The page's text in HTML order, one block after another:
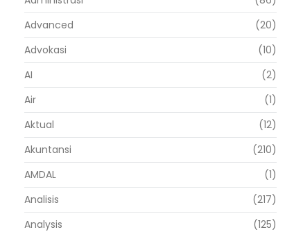
Advanced
(20)
Advokasi
(10)
AI
(2)
Air
(1)
Aktual
(12)
Akuntansi
(210)
AMDAL
(1)
Analisis
(217)
Analysis
(125)